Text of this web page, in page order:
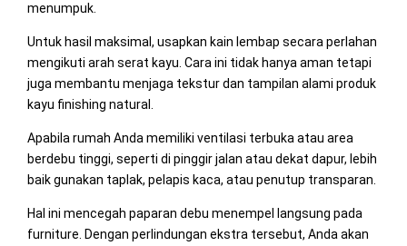
menumpuk.
Untuk hasil maksimal, usapkan kain lembap secara perlahan
mengikuti arah serat kayu. Cara ini tidak hanya aman tetapi
juga membantu menjaga tekstur dan tampilan alami produk
kayu finishing natural.
Apabila rumah Anda memiliki ventilasi terbuka atau area
berdebu tinggi, seperti di pinggir jalan atau dekat dapur, lebih
baik gunakan taplak, pelapis kaca, atau penutup transparan.
Hal ini mencegah paparan debu menempel langsung pada
furniture. Dengan perlindungan ekstra tersebut, Anda akan